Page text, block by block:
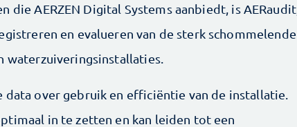
die AERZEN Digital Systems aanbiedt, is AERaudit,
en evalueren van de sterk schommelende
waterzuiveringsinstallaties.
over gebruik en efficiëntie van de installatie.
in te zetten en kan leiden tot een